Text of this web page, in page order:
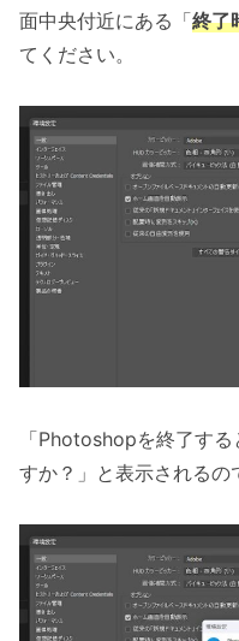
面中央付近にある「終了
てください。
「Photoshopを終了す
すか？」と表示されるの